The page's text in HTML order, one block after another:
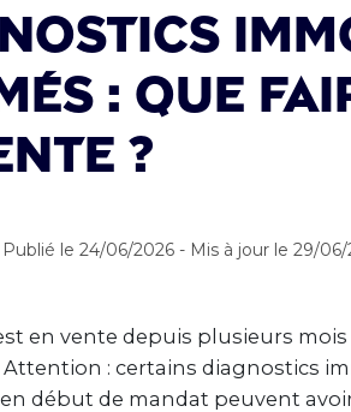
: que
?
Publié le 24/06/2026 - Mis à jour le 29/
en vente depuis plusieurs
: certains diagnostics
début de mandat peuvent